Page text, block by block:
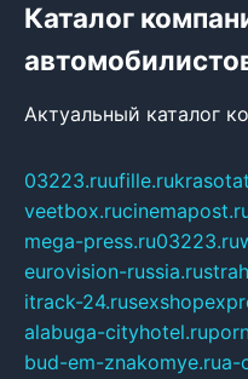
Каталог
Актуальный каталог
03223.ruufille.ru
veetbox.ru
mega-press.ru03223.ru
eurovision-russia.ru
itrack-24.ru
alabuga-cityhotel.ru
bud-em-znakomye.rua-